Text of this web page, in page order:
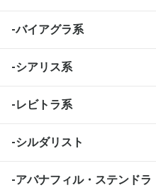
-バイアグラ系
-シアリス系
-レビトラ系
-シルダリスト
-アバナフィル・ステンドラ